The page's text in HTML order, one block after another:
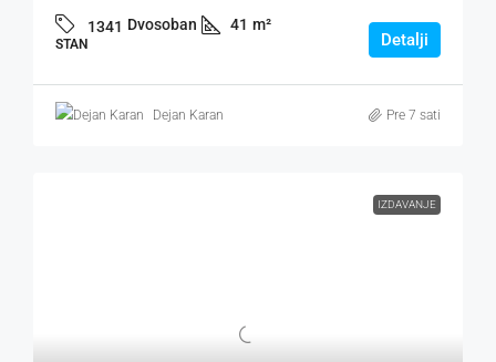
1341 Dvosoban 41 m²
STAN Detalji
Dejan Karan Pre 7 sati
IZDAVANJE